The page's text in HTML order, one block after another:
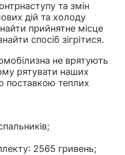
та змін
дій та холоду
прийнятне місце
спосіб зігрітися.
не врятують
рятувати наших
поставкою теплих
2565 гривень;